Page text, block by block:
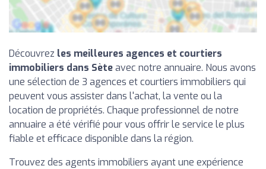
Découvrez les meilleures agences et courtiers
immobiliers dans Sèteavec notre annuaire. Nous avons
une sélection de 3 agences et courtiers immobiliers qui
peuvent vous assister dans l'achat, la vente ou la
location de propriétés. Chaque professionnel de notre
annuaire a été vérifié pour vous offrir le service le plus
fiable et efficace disponible dans la région.
Trouvez des agents immobiliers ayant une expérience